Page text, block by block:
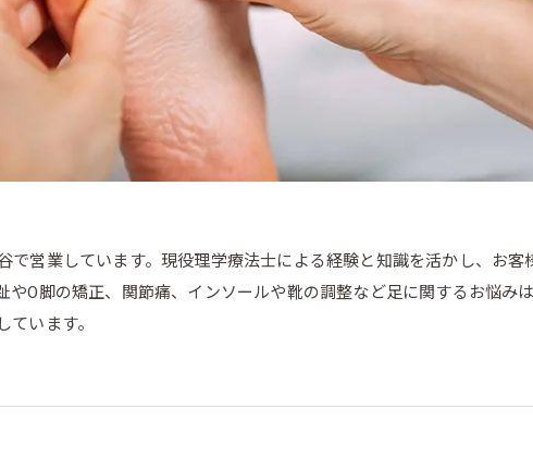
で営業しています。現役理学療法士による経験と知識を活かし、お
やO脚の矯正、関節痛、インソールや靴の調整など足に関するお悩み
います。